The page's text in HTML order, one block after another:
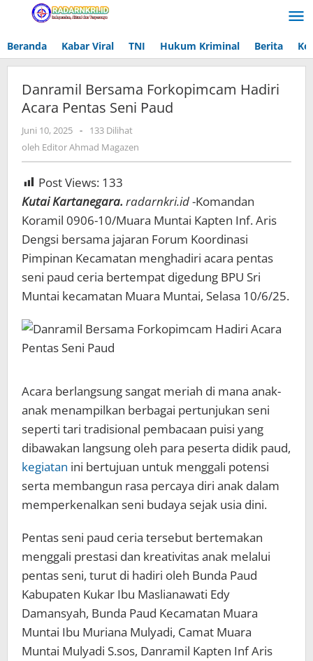
Lewati
Beranda Kabar Viral TNI Hukum Kriminal Berita
Danramil Bersama Forkopimcam Hadiri
Acara Pentas Seni Paud
Juni 10, 2025 oleh
Editor
-
133 Dilihat
oleh Editor Ahmad Magazen
Post Views: 133
Kutai Kartanegara. radarnkri.id-Komandan
Koramil 0906-10/Muara Muntai Kapten Inf. Aris
Dengsi bersama jajaran Forum Koordinasi
Pimpinan Kecamatan menghadiri acara pentas
seni paud ceria bertempat digedung BPU Sri
Muntai kecamatan Muara Muntai, Selasa 10/6/25.
Acara berlangsung sangat meriah di mana anak-
anak menampilkan berbagai pertunjukan seni
seperti tari tradisional pembacaan puisi yang
dibawakan langsung oleh para peserta didik paud,
kegiatan ini bertujuan untuk menggali potensi
serta membangun rasa percaya diri anak dalam
memperkenalkan seni budaya sejak usia dini.
Pentas seni paud ceria tersebut bertemakan
menggali prestasi dan kreativitas anak melalui
pentas seni, turut di hadiri oleh Bunda Paud
Kabupaten Kukar Ibu Maslianawati Edy
Damansyah, Bunda Paud Kecamatan Muara
Muntai Ibu Muriana Mulyadi, Camat Muara
Muntai Mulyadi S.sos, Danramil Kapten Inf Aris